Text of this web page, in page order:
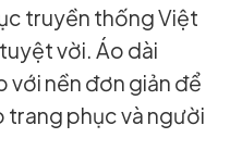
truyền thống Việt
vời. Áo dài
nền đơn giản để
trang phục và người